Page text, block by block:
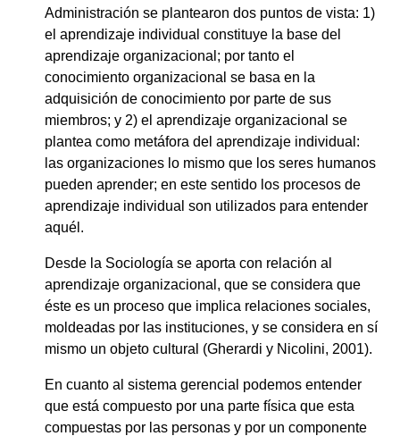
Administración se plantearon dos puntos de vista: 1)
el aprendizaje individual constituye la base del
aprendizaje organizacional; por tanto el
conocimiento organizacional se basa en la
adquisición de conocimiento por parte de sus
miembros; y 2) el aprendizaje organizacional se
plantea como metáfora del aprendizaje individual:
las organizaciones lo mismo que los seres humanos
pueden aprender; en este sentido los procesos de
aprendizaje individual son utilizados para entender
aquél.
Desde la Sociología se aporta con relación al
aprendizaje organizacional, que se considera que
éste es un proceso que implica relaciones sociales,
moldeadas por las instituciones, y se considera en sí
mismo un objeto cultural (Gherardi y Nicolini, 2001).
En cuanto al sistema gerencial podemos entender
que está compuesto por una parte física que esta
compuestas por las personas y por un componente